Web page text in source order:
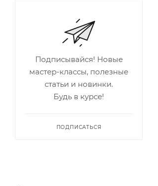
Подписывайся! Новые
мастер-классы, полезные
статьи и новинки.
Будь в курсе!
ПОДПИСАТЬСЯ